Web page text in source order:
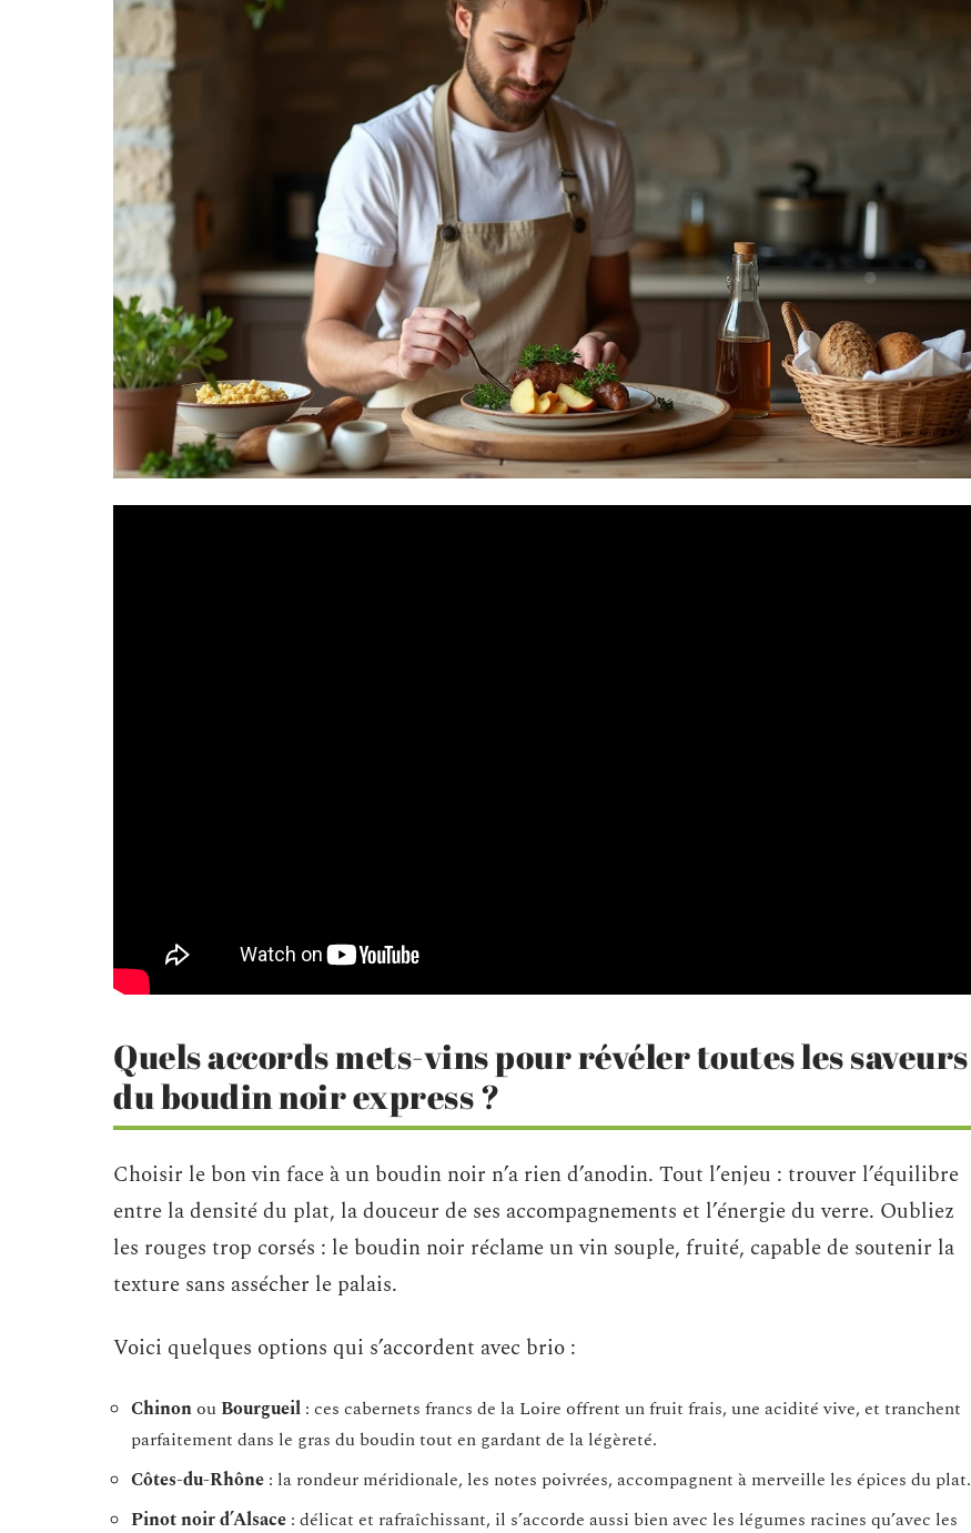
Quels accords mets-vins pour révéler toutes les saveurs
du boudin noir express ?
Choisir le bon vin face à un boudin noir n’a rien d’anodin. Tout l’enjeu : trouver l’équilibre
entre la densité du plat, la douceur de ses accompagnements et l’énergie du verre. Oubliez
les rouges trop corsés : le boudin noir réclame un vin souple, fruité, capable de soutenir la
texture sans assécher le palais.
Voici quelques options qui s’accordent avec brio :
Chinonou Bourgueil : ces cabernets francs de la Loire offrent un fruit frais, une acidité vive, et tranchent
parfaitement dans le gras du boudin tout en gardant de la légèreté.
Côtes-du-Rhône : la rondeur méridionale, les notes poivrées, accompagnent à merveille les épices du plat.
Pinot noir d’Alsace : délicat et rafraîchissant, il s’accorde aussi bien avec les légumes racines qu’avec les